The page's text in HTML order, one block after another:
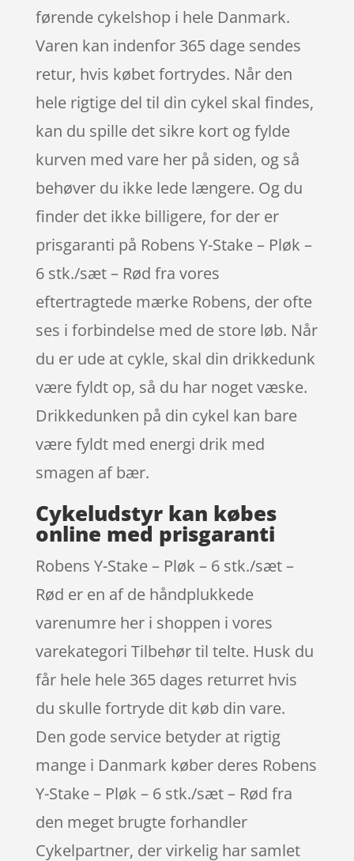
førende cykelshop i hele Danmark.
Varen kan indenfor 365 dage sendes
retur, hvis købet fortrydes. Når den
hele rigtige del til din cykel skal findes,
kan du spille det sikre kort og fylde
kurven med vare her på siden, og så
behøver du ikke lede længere. Og du
finder det ikke billigere, for der er
prisgaranti på Robens Y-Stake – Pløk –
6 stk./sæt – Rød fra vores
eftertragtede mærke Robens, der ofte
ses i forbindelse med de store løb. Når
du er ude at cykle, skal din drikkedunk
være fyldt op, så du har noget væske.
Drikkedunken på din cykel kan bare
være fyldt med energi drik med
smagen af bær.
Cykeludstyr kan købes
online med prisgaranti
Robens Y-Stake – Pløk – 6 stk./sæt –
Rød er en af de håndplukkede
varenumre her i shoppen i vores
varekategori Tilbehør til telte. Husk du
får hele hele 365 dages returret hvis
du skulle fortryde dit køb din vare.
Den gode service betyder at rigtig
mange i Danmark køber deres Robens
Y-Stake – Pløk – 6 stk./sæt – Rød fra
den meget brugte forhandler
Cykelpartner, der virkelig har samlet